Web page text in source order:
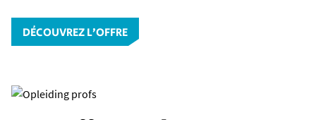
DÉCOUVREZ L’OFFRE